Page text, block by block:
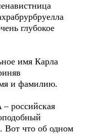
глубокое
имя Карла
и фамилию.
российская
Вот что об одном